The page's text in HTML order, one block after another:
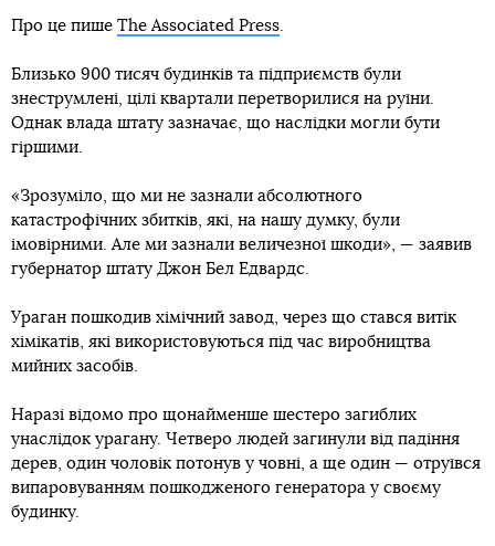
Про це пише The Associated Press.
Близько 900 тисяч будинків та підприємств були
знеструмлені, цілі квартали перетворилися на руїни.
Однак влада штату зазначає, що наслідки могли бути
гіршими.
«Зрозуміло, що ми не зазнали абсолютного
катастрофічних збитків, які, на нашу думку, були
імовірними. Але ми зазнали величезної шкоди», — заявив
губернатор штату Джон Бел Едвардс.
Ураган пошкодив хімічний завод, через що стався витік
хімікатів, які використовуються під час виробництва
мийних засобів.
Наразі відомо про щонайменше шестеро загиблих
унаслідок урагану. Четверо людей загинули від падіння
дерев, один чоловік потонув у човні, а ще один — отруївся
випаровуванням пошкодженого генератора у своєму
будинку.